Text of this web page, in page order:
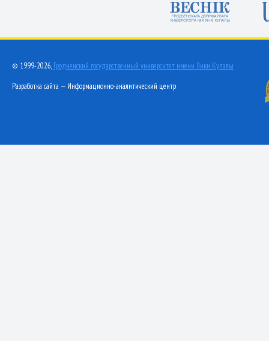
© 1999-2026, Гродненский государственный университет имени Янки Купалы
Разработка сайта — Информационно-аналитический центр